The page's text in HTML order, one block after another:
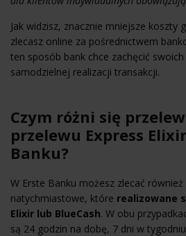
Jak widzisz, znacznie mniejsze koszty
zlecasz online za pośrednictwem
ten sposób bank chce zachęcić
samodzielnej realizacji transakcji.
Czym różni się
przelewu Express
Banku?
W Erste Banku możesz zlecać
natychmiastowe, które realizowane
Elixir lub BlueCash. W obu
są 24 godzin na dobę, 7 dni w